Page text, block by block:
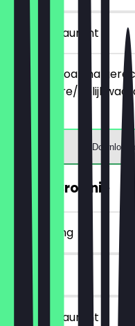
in het restaurant
Bestel 2 shoarma
goedkopere/
gebracht.
Download
GRATIS Brownie
~€ 5 korting
in het restaurant